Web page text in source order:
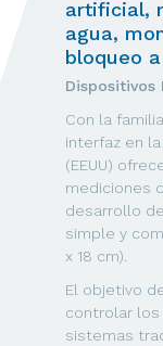
artificial,
agua,
bloqueo
Dispositivos
Con la
interfaz en
(EEUU)
mediciones
desarrollo
simple y
x 18 cm).
El objetivo
controlar los
sistemas